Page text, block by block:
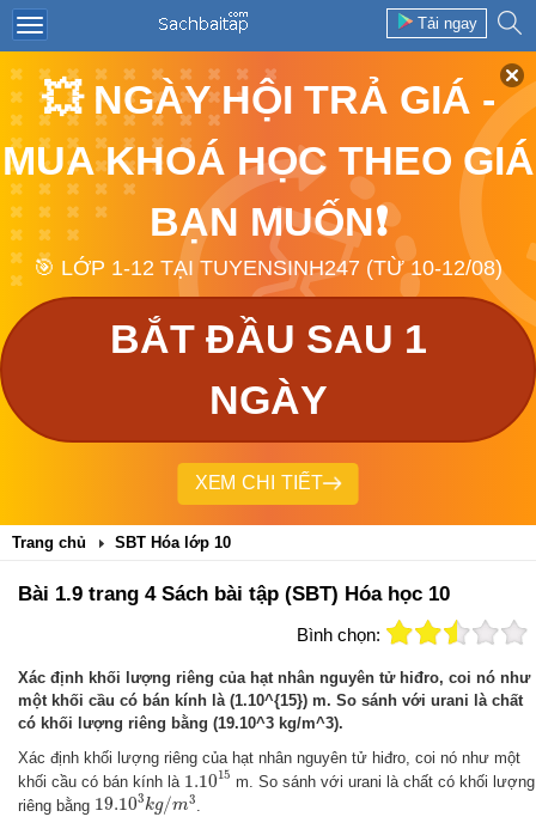
Tải ngay
💥 NGÀY HỘI TRẢ GIÁ -
MUA KHOÁ HỌC THEO GIÁ
BẠN MUỐN❗
🎯 LỚP 1-12 TẠI TUYENSINH247 (TỪ 10-12/08)
BẮT ĐẦU SAU 1
NGÀY
XEM CHI TIẾT
Trang chủ SBT Hóa lớp 10
Bài 1.9 trang 4 Sách bài tập (SBT) Hóa học 10
Bình chọn:
Xác định khối lượng riêng của hạt nhân nguyên tử hiđro, coi nó như
một khối cầu có bán kính là (1.10^{15}) m. So sánh với urani là chất
có khối lượng riêng bằng (19.10^3 kg/m^3).
Xác định khối lượng riêng của hạt nhân nguyên tử hiđro, coi nó như một
khối cầu có bán kính là 1.1015
1.1015
m. So sánh với urani là chất có khối lượng
riêng bằng 19.103kg/m3
19.103kg /m3